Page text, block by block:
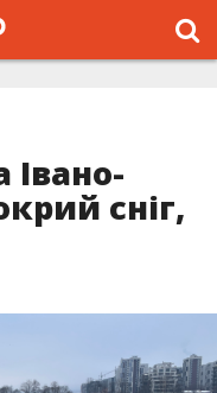
Івано-
сніг,